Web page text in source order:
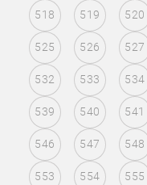
518 519 520
525 526 527
532 533 534
539 540 541
546 547 548
553 554 555